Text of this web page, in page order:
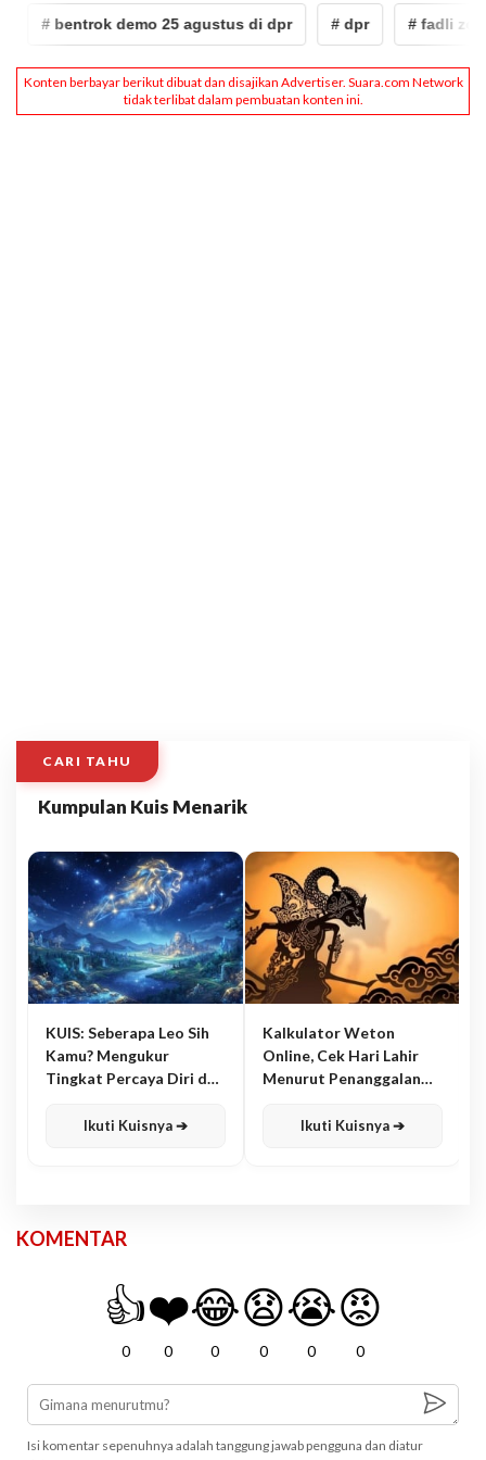
# bentrok demo 25 agustus di dpr # dpr # fadli zon
CARI TAHU
Kumpulan Kuis Menarik
KUIS: Seberapa Leo Sih
Kamu? Mengukur
Tingkat Percaya Diri dan
Ikuti Kuisnya ➔
Kalkulator Weton
Online, Cek Hari Lahir
Menurut Penanggalan
Ikuti Kuisnya ➔
KOMENTAR
👍
0
❤️
0
😂
0
😧
0
😭
0
😡
0
Isi komentar sepenuhnya adalah tanggung jawab pengguna dan diatur